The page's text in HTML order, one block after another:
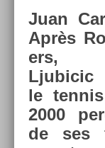
Juan
Après
ers,
Ljubicic
le
2000
de ses